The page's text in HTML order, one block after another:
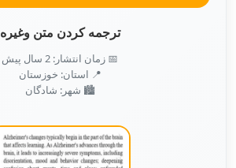
ترجمه کردن متن وغیره
📅 زمان انتشار: 2 سال پیش
📍 استان: خوزستان
🏙️ شهر: شادگان